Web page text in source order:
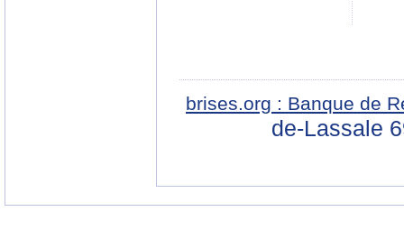
brises.org : Banque de
de-Lassale